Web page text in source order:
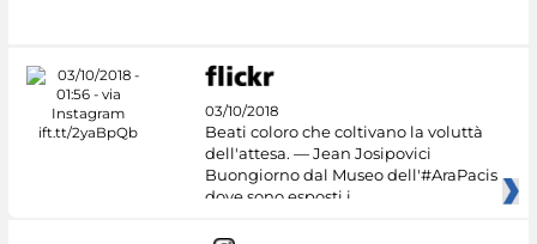
03/10/2018
Beati coloro che coltivano la voluttà
dell'attesa. — Jean Josipovici
Buongiorno dal Museo dell'#AraPacis
dove sono esposti i